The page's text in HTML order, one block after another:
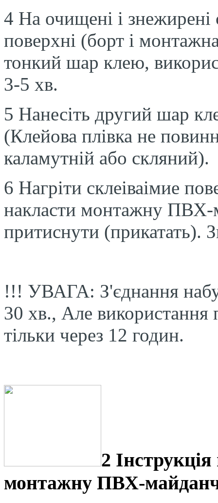
4 На очищені і знежирені
поверхні (борт і
тонкий шар клею,
3-5 хв.
5 Нанесіть другий шар
(Клейова плівка не
каламутній або скляний).
6 Нагріти склеіваімие
накласти монтажну ПВХ-
притиснути (прикатать).
!!! УВАГА: З'єднання
30 хв., Але
тільки через 12 годин.
2
монтажну ПВХ-